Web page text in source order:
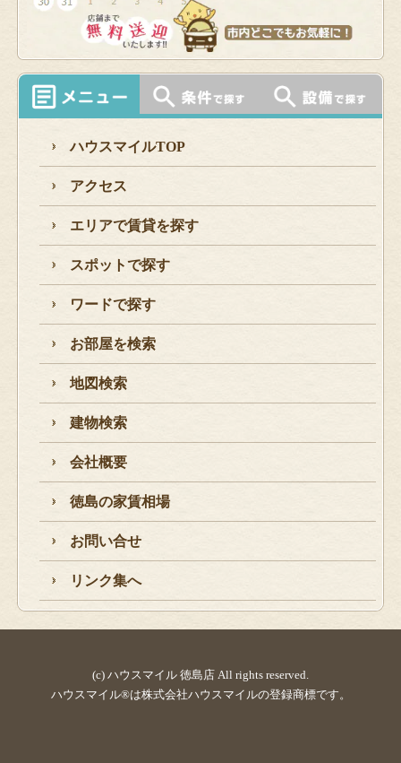
ハウスマイルTOP
アクセス
エリアで賃貸を探す
スポットで探す
ワードで探す
お部屋を検索
地図検索
建物検索
会社概要
徳島の家賃相場
お問い合せ
リンク集へ
(c) ハウスマイル 徳島店 All rights reserved.
ハウスマイル®は株式会社ハウスマイルの登録商標です。